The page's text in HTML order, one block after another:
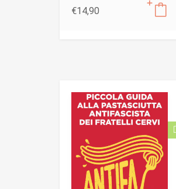
€14,90